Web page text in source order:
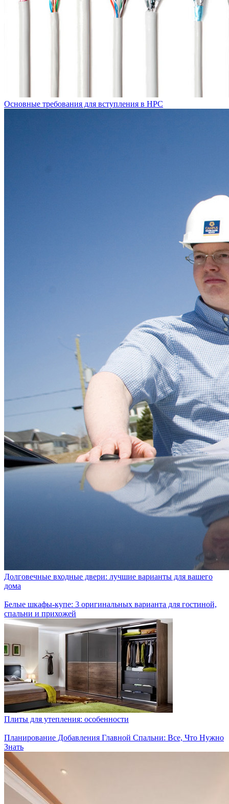
Основные требования для вступления в НРС
Долговечные входные двери: лучшие варианты для вашего
дома
Белые шкафы-купе: 3 оригинальных варианта для гостиной,
спальни и прихожей
Плиты для утепления: особенности
Планирование Добавления Главной Спальни: Все, Что Нужно
Знать